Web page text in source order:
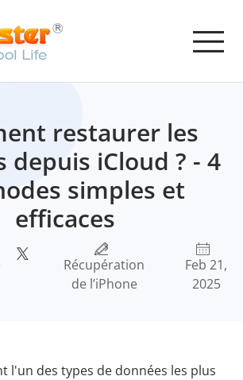
restaurer les
depuis iCloud ? - 4
simples et
efficaces
Récupération
de l’iPhone
Feb 21,
2025
l'un des types de données les plus